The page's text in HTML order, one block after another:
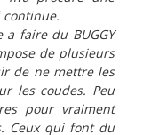
continue.
a faire du BUGGY
de plusieurs
de ne mettre les
les coudes. Peu
pour vraiment
Ceux qui font du